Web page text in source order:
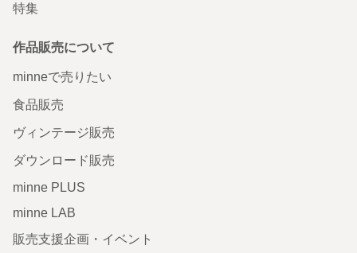
特集
作品販売について
minneで売りたい
食品販売
ヴィンテージ販売
ダウンロード販売
minne PLUS
minne LAB
販売支援企画・イベント